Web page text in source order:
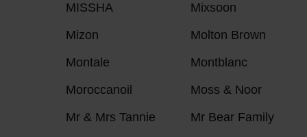
MISSHA
Mixsoon
Mizon
Molton Brown
Montale
Montblanc
Moroccanoil
Moss & Noor
Mr & Mrs Tannie
Mr Bear Family